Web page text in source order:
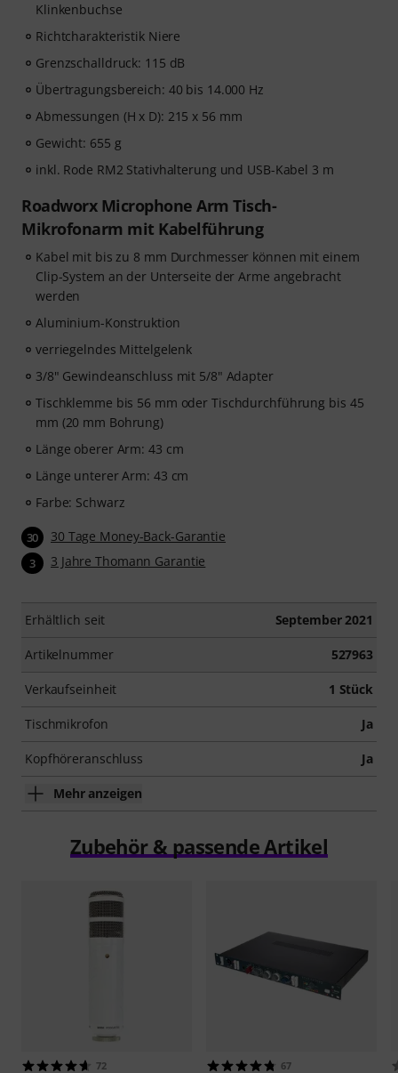
Klinkenbuchse
Richtcharakteristik Niere
Grenzschalldruck: 115 dB
Übertragungsbereich: 40 bis 14.000 Hz
Abmessungen (H x D): 215 x 56 mm
Gewicht: 655 g
inkl. Rode RM2 Stativhalterung und USB-Kabel 3 m
Roadworx Microphone Arm Tisch-
Mikrofonarm mit Kabelführung
Kabel mit bis zu 8 mm Durchmesser können mit einem
Clip-System an der Unterseite der Arme angebracht
werden
Aluminium-Konstruktion
verriegelndes Mittelgelenk
3/8" Gewindeanschluss mit 5/8" Adapter
Tischklemme bis 56 mm oder Tischdurchführung bis 45
mm (20 mm Bohrung)
Länge oberer Arm: 43 cm
Länge unterer Arm: 43 cm
Farbe: Schwarz
30 30 Tage Money-Back-Garantie
3 3 Jahre Thomann Garantie
Erhältlich seit September 2021
Artikelnummer 527963
Verkaufseinheit 1 Stück
Tischmikrofon Ja
Kopfhöreranschluss Ja
Mehr anzeigen
Zubehör & passende Artikel
72 67